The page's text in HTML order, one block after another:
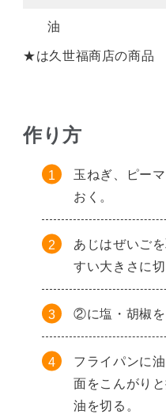
油
★は久世福商店の商品
作り方
玉ねぎ、ピー
おく。
あじはぜいご
すい大きさに切
②に塩・胡椒を
フライパンに
面をこんがり
油を切る。